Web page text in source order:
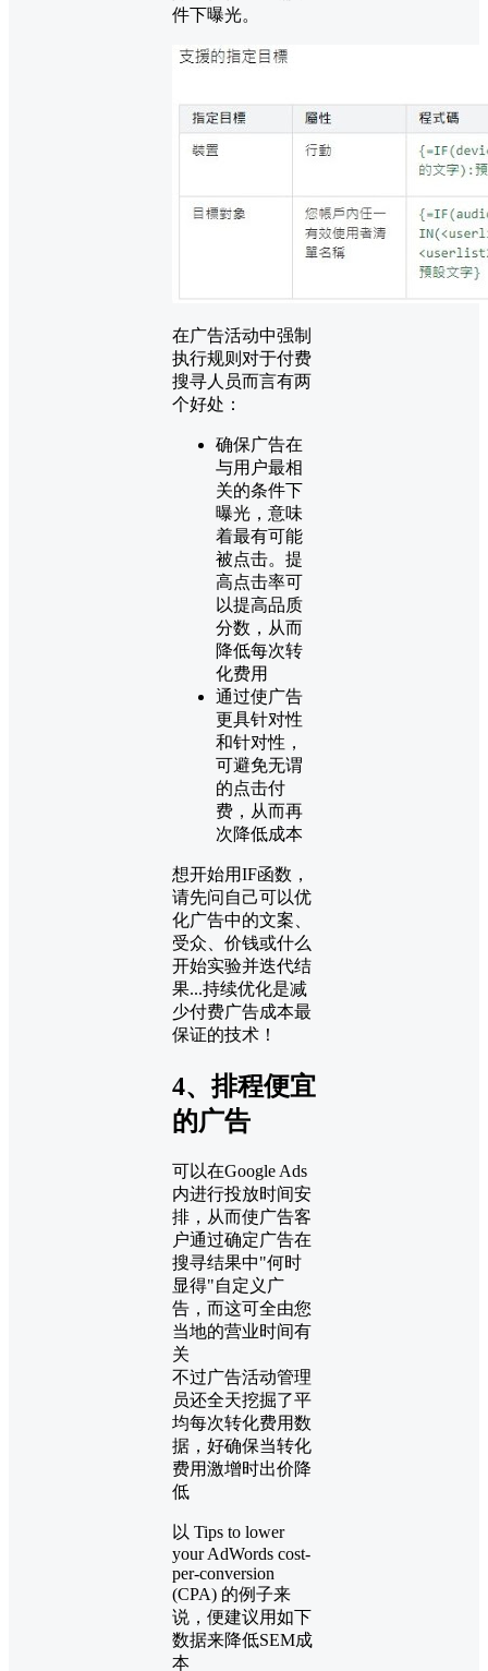
件下曝光。
在广告活动中强制
执行规则对于付费
搜寻人员而言有两
个好处：
确保广告在
与用户最相
关的条件下
曝光，意味
着最有可能
被点击。提
高点击率可
以提高品质
分数，从而
降低每次转
化费用
通过使广告
更具针对性
和针对性，
可避免无谓
的点击付
费，从而再
次降低成本
想开始用IF函数，
请先问自己可以优
化广告中的文案、
受众、价钱或什么
开始实验并迭代结
果...持续优化是减
少付费广告成本最
保证的技术！
4、排程便宜
的广告
可以在Google Ads
内进行投放时间安
排，从而使广告客
户通过确定广告在
搜寻结果中"何时
显得"自定义广
告，而这可全由您
当地的营业时间有
关
不过广告活动管理
员还全天挖掘了平
均每次转化费用数
据，好确保当转化
费用激增时出价降
低
以 Tips to lower
your AdWords cost-
per-conversion
(CPA) 的例子来
说，便建议用如下
数据来降低SEM成
本